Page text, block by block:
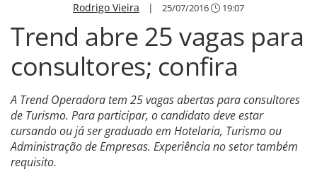
Rodrigo Vieira | 25/07/2016 19:07
Trend abre 25 vagas para
consultores; confira
A Trend Operadora tem 25 vagas abertas para consultores
de Turismo. Para participar, o candidato deve estar
cursando ou já ser graduado em Hotelaria, Turismo ou
Administração de Empresas. Experiência no setor também
requisito.